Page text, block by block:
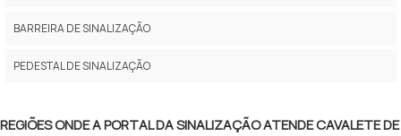
BARREIRA DE SINALIZAÇÃO
PEDESTAL DE SINALIZAÇÃO
REGIÕES ONDE A PORTAL DA SINALIZAÇÃO ATENDE CAVALETE DE